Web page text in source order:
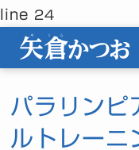
line 24
パラリンピ
ルトレーニ